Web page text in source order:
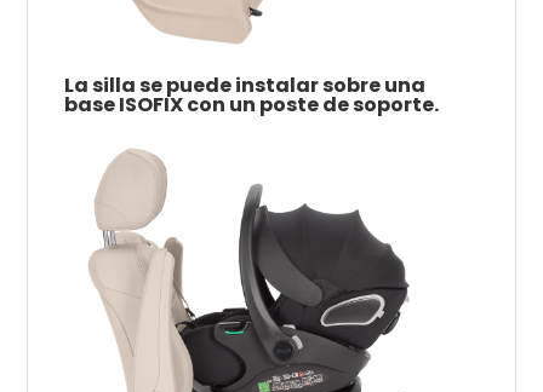
La silla se puede instalar sobre una
base ISOFIX con un poste de soporte.